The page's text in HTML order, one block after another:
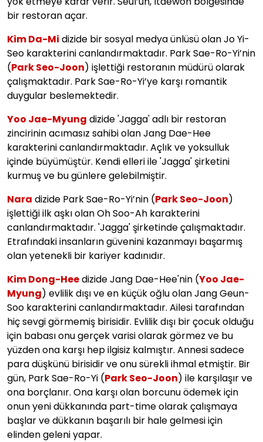
bir restoran açar.
Kim Da-Mi dizide bir sosyal medya ünlüsü olan Jo Yi-
Seo karakterini canlandırmaktadır. Park Sae-Ro-Yi’nin
(Park Seo-Joon) işlettiği restoranın müdürü olarak
çalışmaktadır. Park Sae-Ro-Yi’ye karşı romantik
duygular beslemektedir.
Yoo Jae-Myung dizide 'Jagga' adlı bir restoran
zincirinin acımasız sahibi olan Jang Dae-Hee
karakterini canlandırmaktadır. Açlık ve yoksulluk
içinde büyümüştür. Kendi elleri ile 'Jagga' şirketini
kurmuş ve bu günlere gelebilmiştir.
Nara dizide Park Sae-Ro-Yi’nin (Park Seo-Joon)
işlettiği ilk aşkı olan Oh Soo-Ah karakterini
canlandırmaktadır. 'Jagga' şirketinde çalışmaktadır.
Etrafındaki insanların güvenini kazanmayı başarmış
olan yetenekli bir kariyer kadınıdır.
Kim Dong-Heedizide Jang Dae-Hee'nin (Yoo Jae-
Myung) evlilik dışı ve en küçük oğlu olan Jang Geun-
Soo karakterini canlandırmaktadır. Ailesi tarafından
hiç sevgi görmemiş birisidir. Evlilik dışı bir çocuk olduğu
için babası onu gerçek varisi olarak görmez ve bu
yüzden ona karşı hep ilgisiz kalmıştır. Annesi sadece
para düşkünü birisidir ve onu sürekli ihmal etmiştir. Bir
gün, Park Sae-Ro-Yi (Park Seo-Joon) ile karşılaşır ve
ona borçlanır. Ona karşı olan borcunu ödemek için
onun yeni dükkanında part-time olarak çalışmaya
başlar ve dükkanın başarılı bir hale gelmesi için
elinden geleni yapar.